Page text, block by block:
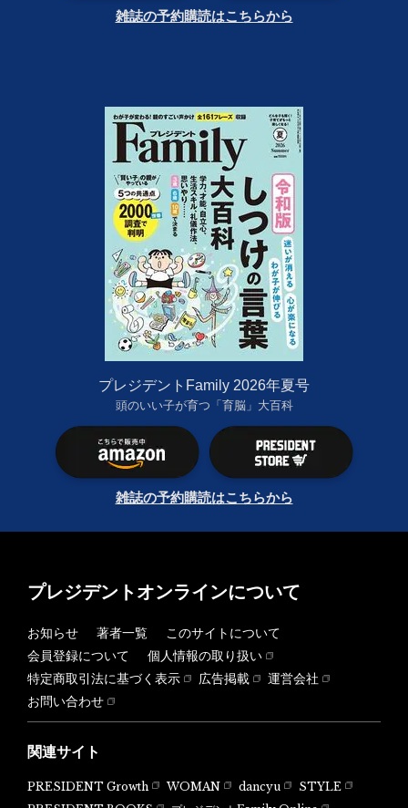
雑誌の予約購読はこちらから
プレジデントFamily 2026年夏号
頭のいい子が育つ「育脳」大百科
雑誌の予約購読はこちらから
プレジデントオンラインについて
お知らせ 著者一覧
このサイトについて
会員登録について
個人情報の取り扱い
特定商取引法に基づく表示
広告掲載
運営会社
お問い合わせ
関連サイト
PRESIDENT Growth WOMAN dancyu
STYLE